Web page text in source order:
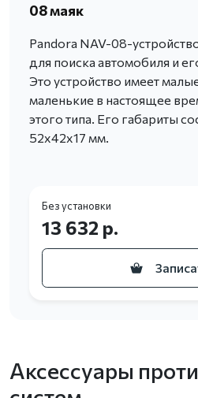
08 маяк
Pandora NAV-08-
для поиска автомобиля и
Это устройство имеет
маленькие в настоящее
этого типа. Его габариты
52х42х17 мм.
Без установки
13 632 р.
Аксессуары